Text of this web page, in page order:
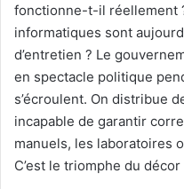
fonctionne-t-il réellement
informatiques sont
d’entretien ? Le
en spectacle politique
s’écroulent. On distribue
incapable de garantir
manuels, les laboratoires
C’est le triomphe du